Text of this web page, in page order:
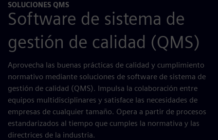
SOLUCIONES QMS
Software de sistema de
gestión de calidad (QMS)
Aprovecha las buenas prácticas de calidad y cumplimiento
normativo mediante soluciones de software de sistema de
gestión de calidad (QMS). Impulsa la colaboración entre
equipos multidisciplinares y satisface las necesidades de
empresas de cualquier tamaño. Opera a partir de procesos
estandarizados al tiempo que cumples la normativa y las
directrices de la industria.